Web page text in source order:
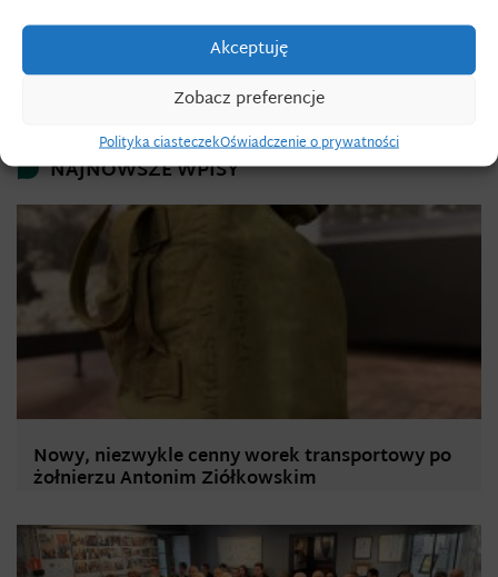
Akceptuję
Zobacz preferencje
Polityka ciasteczekOświadczenie o prywatności
NAJNOWSZE WPISY
Nowy, niezwykle cenny worek transportowy po
żołnierzu Antonim Ziółkowskim